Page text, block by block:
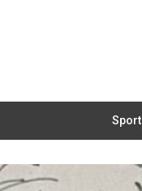
Sport